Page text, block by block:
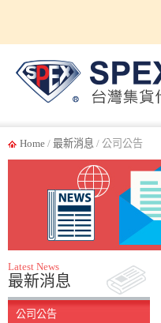
Home / 最新消息 / 公司公告
Latest News
最新消息
公司公告